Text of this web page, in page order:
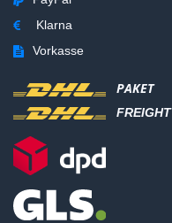
Klarna
Vorkasse
PAKET
FREIGHT